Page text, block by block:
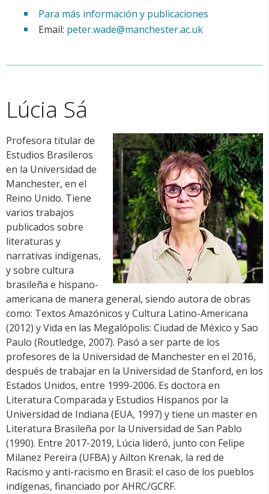
Para más información y publicaciones
Email: peter.wade@manchester.ac.uk
Lúcia Sá
Profesora titular de
Estudios Brasileros
en la Universidad de
Manchester, en el
Reino Unido. Tiene
varios trabajos
publicados sobre
literaturas y
narrativas indígenas,
y sobre cultura
brasileña e hispano-
americana de manera general, siendo autora de obras
como: Textos Amazónicos y Cultura Latino-Americana
(2012) y Vida en las Megalópolis: Ciudad de México y Sao
Paulo (Routledge, 2007). Pasó a ser parte de los
profesores de la Universidad de Manchester en el 2016,
después de trabajar en la Universidad de Stanford, en los
Estados Unidos, entre 1999-2006. Es doctora en
Literatura Comparada y Estudios Hispanos por la
Universidad de Indiana (EUA, 1997) y tiene un master en
Literatura Brasileña por la Universidad de San Pablo
(1990). Entre 2017-2019, Lúcia lideró, junto con Felipe
Milanez Pereira (UFBA) y Ailton Krenak, la red de
Racismo y anti-racismo en Brasil: el caso de los pueblos
indígenas, financiado por AHRC/GCRF.